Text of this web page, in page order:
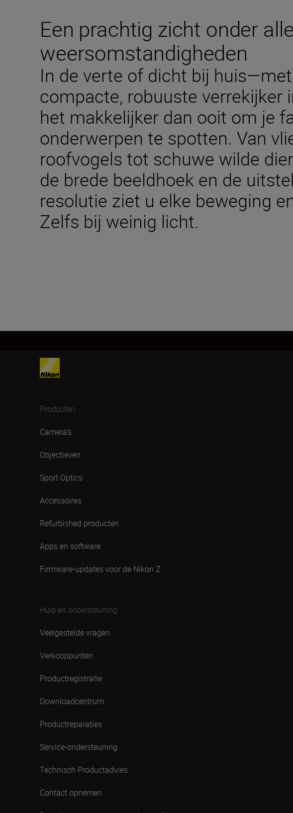
Een prachtig zicht onder alle
weersomstandigheden
In de verte of dicht bij
compacte, robuuste verrekijker
het makkelijker dan ooit om je
onderwerpen te spotten. Van
roofvogels tot schuwe wilde
de brede beeldhoek en de
resolutie ziet u elke beweging
Zelfs bij weinig licht.
Producten
Camera's
Objectieven
Sport Optics
Accessoires
Refurbished producten
Apps en software
Firmware-updates voor de Nikon Z
Hulp en ondersteuning
Veelgestelde vragen
Verkooppunten
Productregistratie
Downloadcentrum
Productreparaties
Service-ondersteuning
Technisch Productadvies
Contact opnemen